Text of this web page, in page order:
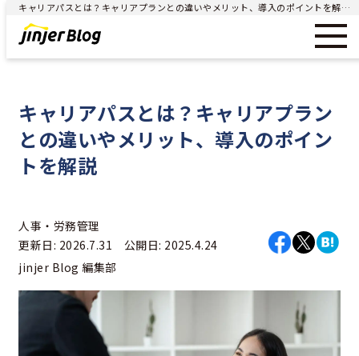
キャリアパスとは？キャリアプランとの違いやメリット、導入のポイントを解説 - ジンジャー（jinjer）｜統合型人事システム
キャリアパスとは？キャリアプラン
との違いやメリット、導入のポイン
トを解説
人事・労務管理
更新日: 2026.7.31 公開日: 2025.4.24
jinjer Blog 編集部